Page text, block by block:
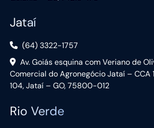
Jataí
(64) 3322-1757
Av. Goiás esquina com Veriano de
Comercial do Agronegócio Jataí – CCA
104, Jataí – GO, 75800-012
Rio Verde